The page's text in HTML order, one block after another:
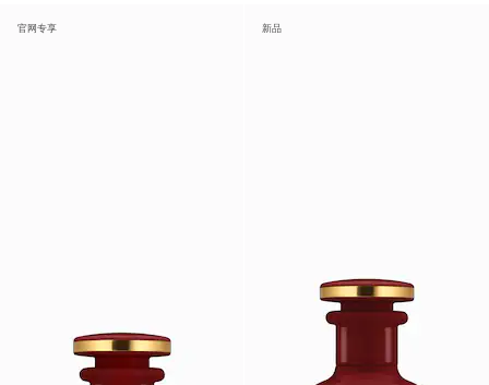
官网专享 新品